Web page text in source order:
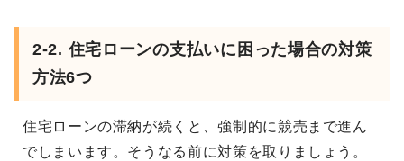
2-2. 住宅ローンの支払いに困った場合の対策
方法6つ
住宅ローンの滞納が続くと、強制的に競売まで進ん
でしまいます。そうなる前に対策を取りましょう。